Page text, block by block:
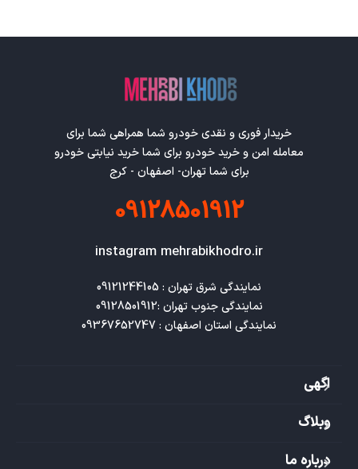
خریدار فوری و نقدی خودرو شما همراهی شما برای
معامله امن و خرید خودرو برای شما خرید نیابتی خودرو
برای شما تهران- اصفهان - کرج
09128501912
instagram mehrabikhodro.ir
نمایندگی استان اصفهان : 09367652747
اگهی
وبلاگ
درباره ما